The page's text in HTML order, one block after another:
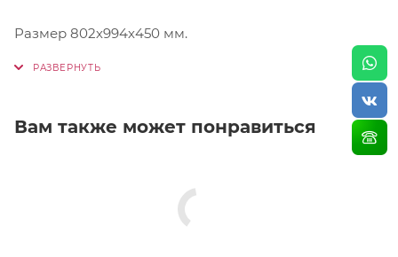
Размер 802х994х450 мм.
Вам также может понравиться